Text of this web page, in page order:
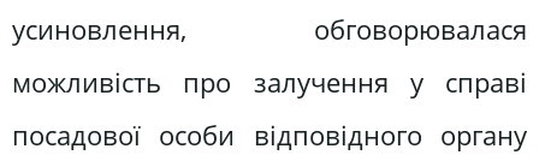
усиновлення, обговорювалася
можливість про залучення у справі
посадової особи відповідного органу